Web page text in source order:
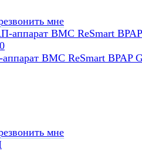
мне
BMC ReSmart BPAP
мне